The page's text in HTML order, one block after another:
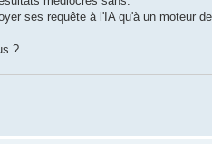
ses requête à l'IA qu'à un moteur
?